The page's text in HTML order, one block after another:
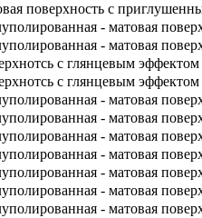
поверхность с
- матовая
- матовая
с глянцевым эффектом
с глянцевым эффектом
- матовая
- матовая
- матовая
- матовая
- матовая
- матовая
- матовая